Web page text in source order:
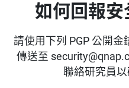
如何回報安
請使用下列 PGP 公開
傳送至
聯絡研究員以